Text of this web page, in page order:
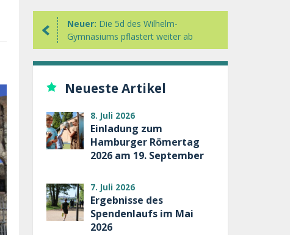
Neuer: Die 5d des Wilhelm-
Gymnasiums pflastert weiter ab
Neueste Artikel
8. Juli 2026
Einladung zum
Hamburger Römertag
2026 am 19. September
7. Juli 2026
Ergebnisse des
Spendenlaufs im Mai
2026